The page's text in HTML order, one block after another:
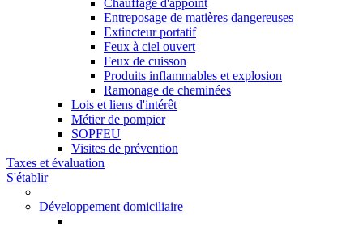
Entreposage de matières dangereuses
Extincteur portatif
Feux à ciel ouvert
Feux de cuisson
Produits inflammables et explosion
Ramonage de cheminées
Lois et liens d'intérêt
Métier de pompier
SOPFEU
Visites de prévention
Taxes et évaluation
S'établir
Développement domiciliaire